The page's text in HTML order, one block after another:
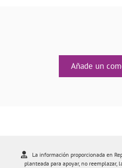
Añade un
La información proporcionada en
planteada para apoyar, no reemplazar,